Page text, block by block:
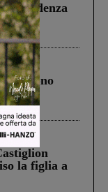
scadenza
“Un
morirono
il
la figlia a